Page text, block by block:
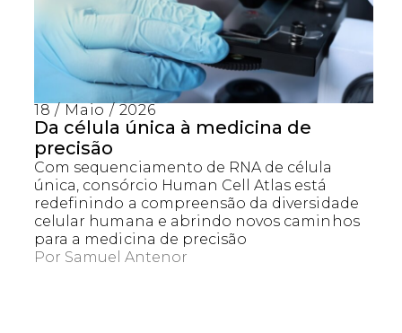
18 / Maio / 2026
Da célula única à medicina de
precisão
Com sequenciamento de RNA de célula
única, consórcio Human Cell Atlas está
redefinindo a compreensão da diversidade
celular humana e abrindo novos caminhos
para a medicina de precisão
Por Samuel Antenor